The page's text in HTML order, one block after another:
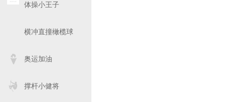
体操小王子
横冲直撞橄榄球
奥运加油
撑杆小健将